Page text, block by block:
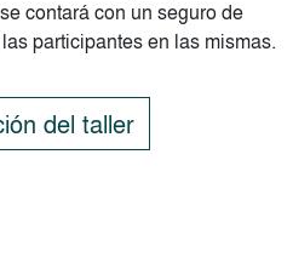
contará con un seguro de
participantes en las mismas.
del taller